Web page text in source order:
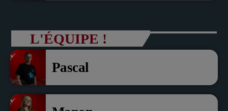
président com de com
L'ÉQUIPE !
Pascal